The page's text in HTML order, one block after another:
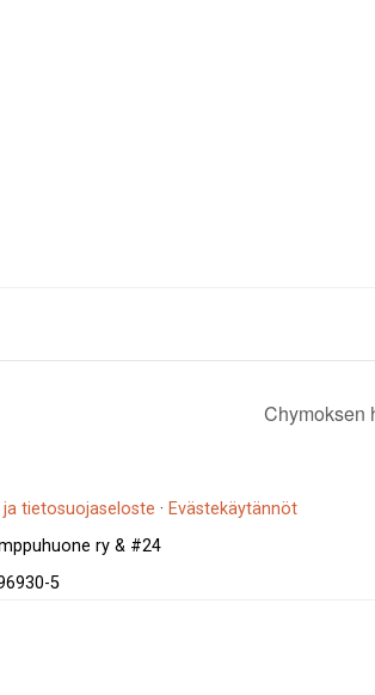
Chymoksen
ja tietosuojaseloste · Evästekäytännöt
ry & #24
5